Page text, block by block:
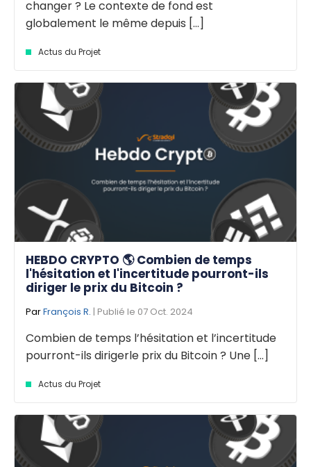
changer ? Le contexte de fond est
globalement le même depuis [...]
Actus du Projet
HEBDO CRYPTO 🌎 Combien de temps
l'hésitation et l'incertitude pourront-ils
diriger le prix du Bitcoin ?
ParFrançois R. | Publié le 07 Oct. 2024
Combien de temps l’hésitation et l’incertitude
pourront-ils dirigerle prix du Bitcoin ? Une [...]
Actus du Projet